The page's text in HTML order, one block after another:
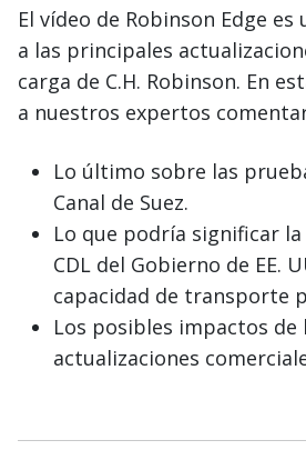
El vídeo de Robinson Edge
a las principales
carga de C.H. Robinson. En
a nuestros expertos
Lo último sobre las
Canal de Suez.
Lo que podría significar
CDL del Gobierno de EE.
capacidad de transporte
Los posibles impactos de
actualizaciones